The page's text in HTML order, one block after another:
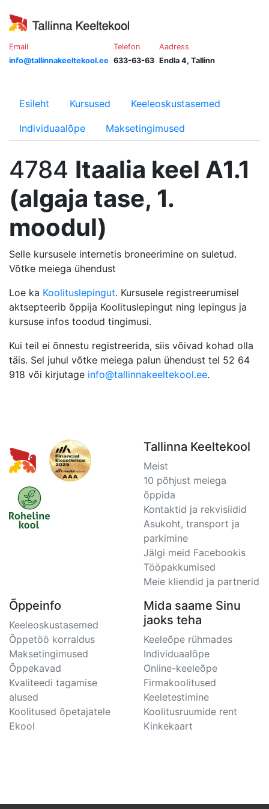
Email
info@tallinnakeeltekool.ee
Telefon
633-63-63
Aadress
Endla 4, Tallinn
Esileht Kursused Keeleoskustasemed
Individuaalõpe Maksetingimused
4784 Itaalia keel A1.1
(algaja tase, 1.
moodul)
Selle kursusele internetis broneerimine on suletud.
Võtke meiega ühendust
Loe ka Koolituslepingut. Kursusele registreerumisel
aktsepteerib õppija Koolituslepingut ning lepingus ja
kursuse infos toodud tingimusi.
Kui teil ei õnnestu registreerida, siis võivad kohad olla
täis. Sel juhul võtke meiega palun ühendust tel 52 64
918 või kirjutage info@tallinnakeeltekool.ee.
Tallinna Keeltekool
Meist
10 põhjust meiega
õppida
Kontaktid ja rekvisiidid
Asukoht, transport ja
parkimine
Jälgi meid Facebookis
Tööpakkumised
Meie kliendid ja partnerid
Õppeinfo
Keeleoskustasemed
Õppetöö korraldus
Maksetingimused
Õppekavad
Kvaliteedi tagamise
alused
Koolitused õpetajatele
Ekool
Mida saame Sinu
jaoks teha
Keeleõpe rühmades
Individuaalõpe
Online-keeleõpe
Firmakoolitused
Keeletestimine
Koolitusruumide rent
Kinkekaart